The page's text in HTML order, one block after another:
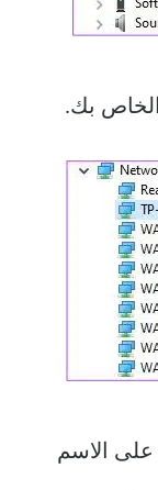
الخاص بك.
على الاسم